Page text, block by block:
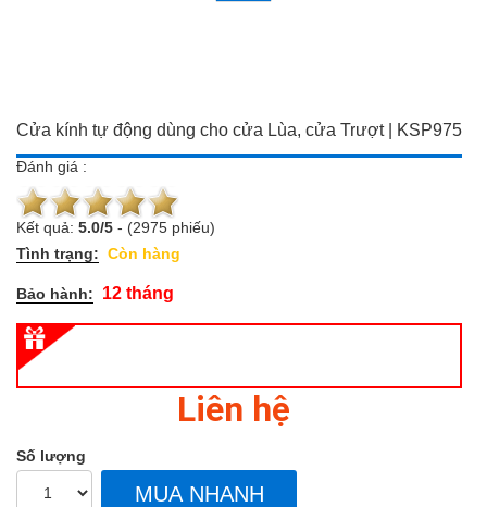
Cửa kính tự động dùng cho cửa Lùa, cửa Trượt | KSP975
Đánh giá :
Kết quả: 5.0/5 - (2975 phiếu)
Tình trạng: Còn hàng
Bảo hành: 12 tháng
Liên hệ
Số lượng
MUA NHANH